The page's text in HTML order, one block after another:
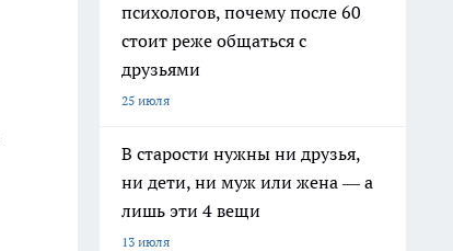
психологов, почему после 60
стоит реже общаться с
друзьями
25 июля
В старости нужны ни друзья,
ни дети, ни муж или жена — а
лишь эти 4 вещи
13 июля